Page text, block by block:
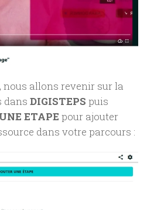
nous allons revenir sur la
dans DIGISTEPS puis
ETAPE pour ajouter
dans votre parcours :